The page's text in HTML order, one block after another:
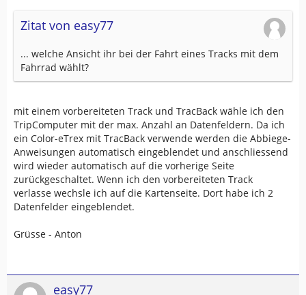
Zitat von easy77
... welche Ansicht ihr bei der Fahrt eines Tracks mit dem
Fahrrad wählt?
mit einem vorbereiteten Track und TracBack wähle ich den
TripComputer mit der max. Anzahl an Datenfeldern. Da ich
ein Color-eTrex mit TracBack verwende werden die Abbiege-
Anweisungen automatisch eingeblendet und anschliessend
wird wieder automatisch auf die vorherige Seite
zurückgeschaltet. Wenn ich den vorbereiteten Track
verlasse wechsle ich auf die Kartenseite. Dort habe ich 2
Datenfelder eingeblendet.
Grüsse - Anton
easy77